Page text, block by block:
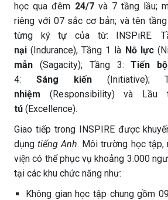
học qua đêm 24/7và 7 tầng lầu;
riêng với 07 sắc cơ bản; và tên
từng ký tự của từ: INSPiRE.
nại (Indurance), Tầng 1 là Nỗ lực
mẫn (Sagacity); Tầng 3:Tiến bộ
4: Sáng kiến(Initiative);
nhiệm (Responsibility) và
tú (Excellence).
Giao tiếp trong INSPIRE được
dụngtiếng Anh. Môi trường học tập,
viện có thể phục vụ khoảng 3.000
tại các khu chức năng như:
Không gian học tập chung gồm